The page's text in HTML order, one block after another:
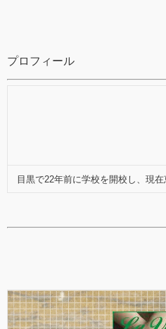
プロフィール
目黒で22年前に学校を開校し、現